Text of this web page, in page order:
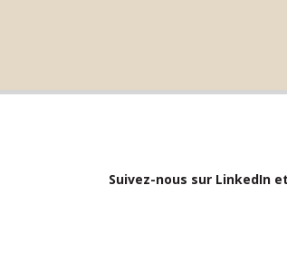
Suivez-nous sur LinkedIn